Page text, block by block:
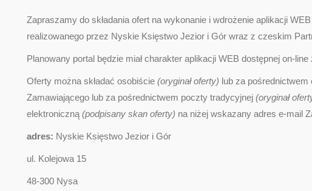
Zapraszamy do składania ofert na wykonanie i wdrożenie aplikacji
realizowanego przez Nyskie Księstwo Jezior i Gór wraz z czeskim
Planowany portal będzie miał charakter aplikacji WEB dostępnej on-
Oferty można składać osobiście (oryginał oferty) lub za pośrednictwem
Zamawiającego lub za pośrednictwem poczty tradycyjnej (oryginał
elektroniczną (podpisany skan oferty) na niżej wskazany adres e-mail
adres: Nyskie Księstwo Jezior i Gór
ul. Kolejowa 15
48-300 Nysa